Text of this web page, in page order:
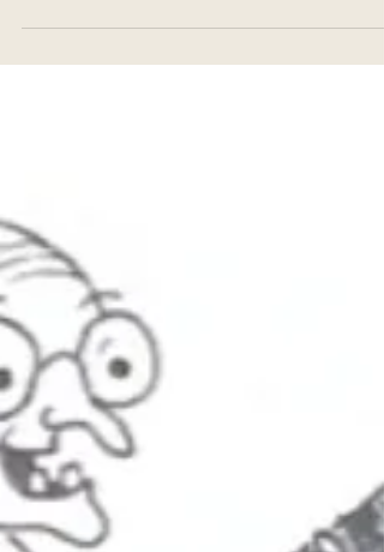
tudo, até o nosso jeito de viver."